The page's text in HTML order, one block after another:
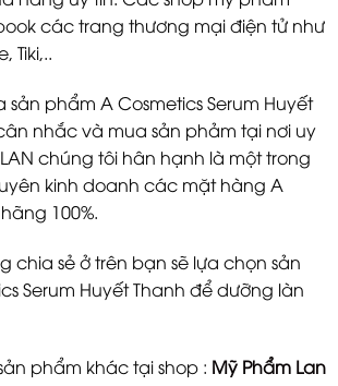
các trang thương mại điện tử như
Tiki,..
phẩm A Cosmetics Serum Huyết
nhắc và mua sản phảm tại nơi uy
chúng tôi hân hạnh là một trong
kinh doanh các mặt hàng A
100%.
chia sẻ ở trên bạn sẽ lựa chọn sản
Serum Huyết Thanh để dưỡng làn
phẩm khác tại shop : Mỹ Phẩm Lan